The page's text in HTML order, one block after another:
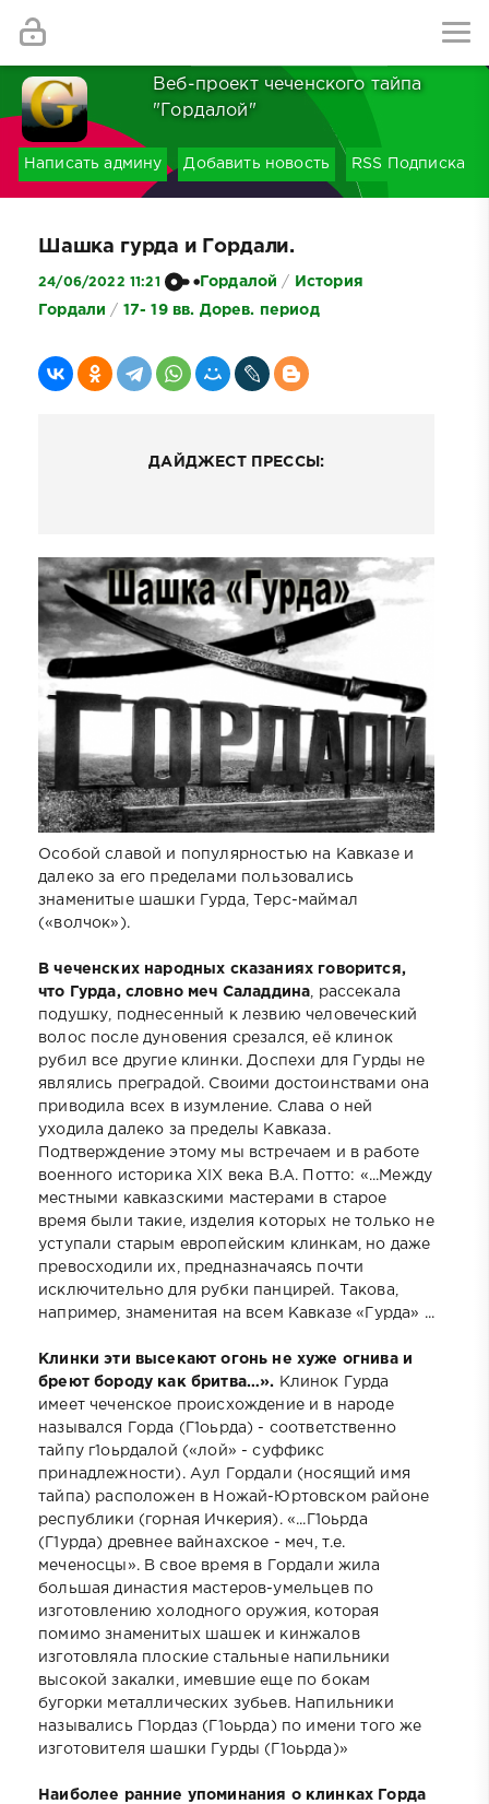
Веб-проект чеченского тайпа
"Гордалой"
Написать админу Добавить новость RSS Подписка
Шашка гурда и Гордали.
24/06/2022 11:21 Гордалой / История
Гордали / 17- 19 вв. Дорев. период
ДАЙДЖЕСТ ПРЕССЫ:
Особой славой и популярностью на Кавказе и
далеко за его пределами пользовались
знаменитые шашки Гурда, Терс-маймал
(«волчок»).
В чеченских народных сказаниях говорится,
что Гурда, словно меч Саладдина, рассекала
подушку, поднесенный к лезвию человеческий
волос после дуновения срезался, её клинок
рубил все другие клинки. Доспехи для Гурды не
являлись преградой. Своими достоинствами она
приводила всех в изумление. Слава о ней
уходила далеко за пределы Кавказа.
Подтверждение этому мы встречаем и в работе
военного историка XIX века В.А. Потто: «...Между
местными кавказскими мастерами в старое
время были такие, изделия которых не только не
уступали старым европейским клинкам, но даже
превосходили их, предназначаясь почти
исключительно для рубки панцирей. Такова,
например, знаменитая на всем Кавказе «Гурда» ...
Клинки эти высекают огонь не хуже огнива и
бреют бороду как бритва…». Клинок Гурда
имеет чеченское происхождение и в народе
назывался Горда (Г1оьрда) - соответственно
тайпу г1оьрдалой («лой» - суффикс
принадлежности). Аул Гордали (носящий имя
тайпа) расположен в Ножай-Юртовском районе
республики (горная Ичкерия). «...Г1оьрда
(Г1урда) древнее вайнахское - меч, т.е.
меченосцы». В свое время в Гордали жила
большая династия мастеров-умельцев по
изготовлению холодного оружия, которая
помимо знаменитых шашек и кинжалов
изготовляла плоские стальные напильники
высокой закалки, имевшие еще по бокам
бугорки металлических зубьев. Напильники
назывались Г1ордаз (Г1оьрда) по имени того же
изготовителя шашки Гурды (Г1оьрда)»
Наиболее ранние упоминания о клинках Горда